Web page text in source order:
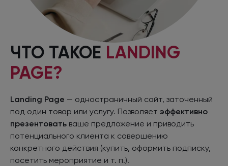
ЧТО ТАКОЕ LANDING
PAGE?
Landing Page — одностраничный сайт, заточенный
под один товар или услугу. Позволяет эффективно
презентовать ваше предложение и приводить
потенциального клиента к совершению
конкретного действия (купить, оформить подписку,
посетить мероприятие и т. п.).